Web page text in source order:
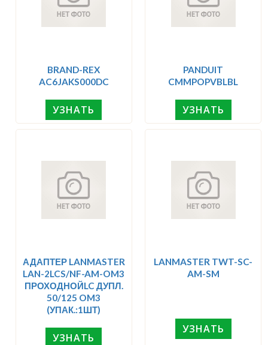
BRAND-REX
AC6JAKS000DC
УЗНАТЬ
PANDUIT
CMMPOPVBLBL
УЗНАТЬ
АДАПТЕР LANMASTER
LAN-2LCS/NF-AM-OM3
ПРОХОДНОЙLC ДУПЛ.
50/125 OM3
(УПАК.:1ШТ)
УЗНАТЬ
LANMASTER TWT-SC-
AM-SM
УЗНАТЬ